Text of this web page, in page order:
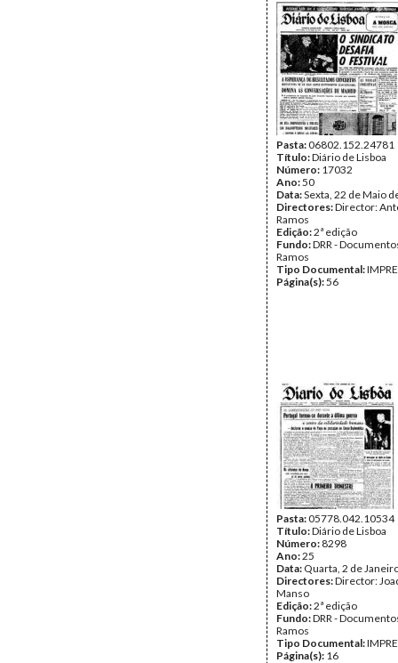
Página(s):2
Pasta:06802.152.24781
Título:Diário de Lisboa
Número: 17032
Ano:50
Data:Sexta, 22 de Maio
Directores:Director:
Ramos
Edição:2ª edição
Fundo:DRR -
Ramos
Tipo Documental:
Página(s):56
Pasta:05778.042.10534
Título:Diário de Lisboa
Número: 8298
Ano:25
Data: Quarta, 2 de
Directores:Director:
Manso
Edição:2ª edição
Fundo:DRR -
Ramos
Tipo Documental:
Página(s): 16